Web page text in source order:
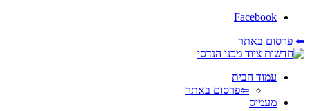
Facebook
⬅ פרסום באתר
עמוד הבית
⇦פרסום באתר
מעמיס